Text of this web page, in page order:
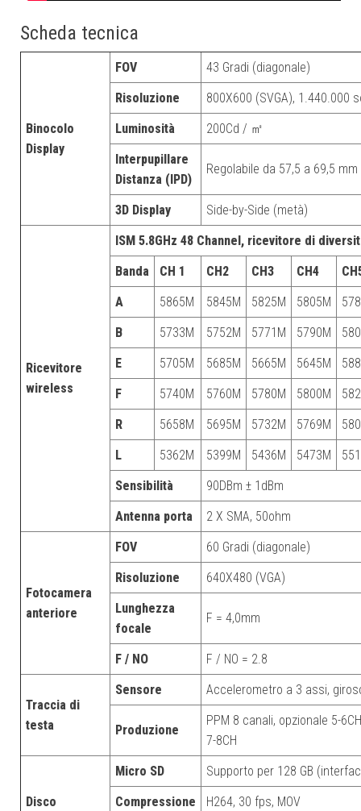
Scheda tecnica
Binocolo
Display
FOV
43 Gradi (diagonale)
Risoluzione
800X600 (SVGA), 1.440.000
Luminosità
200Cd / ㎡
Interpupillare
Distanza (IPD)
Regolabile da 57,5 a 69,5 mm
3D Display Side-by-Side (metà)
Ricevitore
wireless
ISM 5.8GHz 48 Channel, ricevitore di
Banda
CH 1 CH2 CH3 CH4
A
5865M 5845M 5825M 5805M
B
5733M 5752M 5771M 5790M
E
5705M 5685M 5665M 5645M
F
5740M 5760M 5780M 5800M
R
5658M 5695M 5732M 5769M
L
5362M 5399M 5436M 5473M
Sensibilità
90DBm ± 1dBm
Antenna porta
2 X SMA, 50ohm
Fotocamera
anteriore
FOV
60 Gradi (diagonale)
Risoluzione
640X480 (VGA)
Lunghezza
focale
F = 4,0mm
F / NO F / NO = 2.8
Traccia di
testa
Sensore Accelerometro a 3 assi,
Produzione
PPM 8 canali, opzionale 5-
7-8CH
Disco
Micro SD
Supporto per 128 GB
Compressione
H264, 30 fps, MOV